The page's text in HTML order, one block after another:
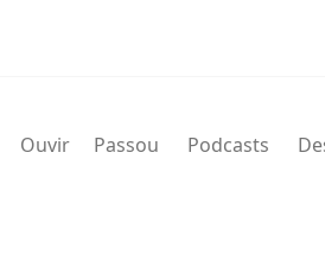
Ouvir Passou Podcasts